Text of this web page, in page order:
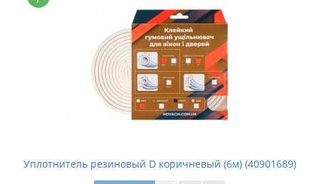
Уплотнитель резиновый D коричневый (6м) (40901689)